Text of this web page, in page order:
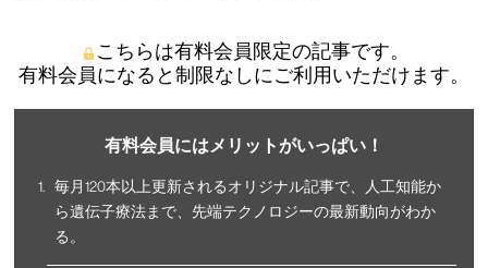
こちらは有料会員限定の記事です。
有料会員になると制限なしにご利用いただけます。
有料会員にはメリットがいっぱい！
毎月120本以上更新されるオリジナル記事で、人工知能か
ら遺伝子療法まで、先端テクノロジーの最新動向がわか
る。